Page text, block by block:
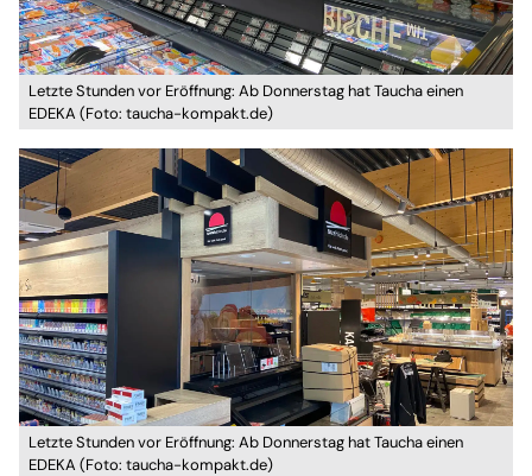
Letzte Stunden vor Eröffnung: Ab Donnerstag hat Taucha einen
EDEKA (Foto: taucha-kompakt.de)
Letzte Stunden vor Eröffnung: Ab Donnerstag hat Taucha einen
EDEKA (Foto: taucha-kompakt.de)